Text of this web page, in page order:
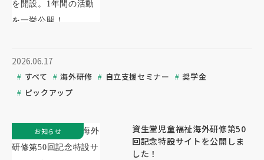
2026.06.17
すべて 海外研修 自立支援セミナー
奨学金
ピックアップ
資生堂児童福祉海外研修第50
回記念特設サイトを公開しま
した！
お知らせ